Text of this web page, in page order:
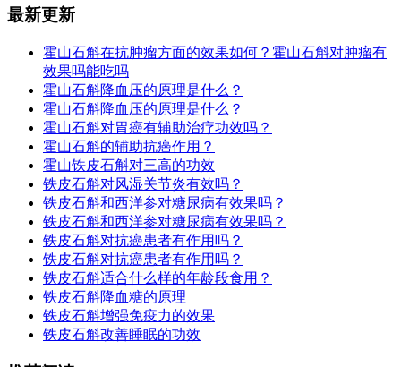
最新更新
霍山石斛在抗肿瘤方面的效果如何？霍山石斛对肿瘤有
效果吗能吃吗
霍山石斛降血压的原理是什么？
霍山石斛降血压的原理是什么？
霍山石斛对胃癌有辅助治疗功效吗？
霍山石斛的辅助抗癌作用？
霍山铁皮石斛对三高的功效
铁皮石斛对风湿关节炎有效吗？
铁皮石斛和西洋参对糖尿病有效果吗？
铁皮石斛和西洋参对糖尿病有效果吗？
铁皮石斛对抗癌患者有作用吗？
铁皮石斛对抗癌患者有作用吗？
铁皮石斛适合什么样的年龄段食用？
铁皮石斛降血糖的原理
铁皮石斛增强免疫力的效果
铁皮石斛改善睡眠的功效